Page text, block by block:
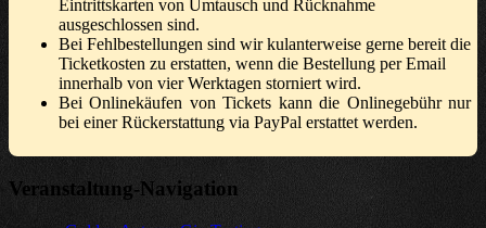
Eintrittskarten von Umtausch und Rücknahme
ausgeschlossen sind.
Bei Fehlbestellungen sind wir kulanterweise gerne bereit die
Ticketkosten zu erstatten, wenn die Bestellung per Email
innerhalb von vier Werktagen storniert wird.
Bei Onlinekäufen von Tickets kann die Onlinegebühr nur
bei einer Rückerstattung via PayPal erstattet werden.
Veranstaltung-Navigation